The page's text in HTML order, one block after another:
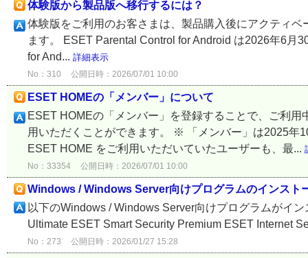
体験版から製品版へ移行するには？
体験版をご利用のお客さまは、製品購入後にアクティ
ます。 ESET Parental Control for Android は2026年6
for And... 詳細表示
No：310 公開日時：2026/07/01 10:00
ESET HOMEの「メンバー」について
ESET HOMEの「メンバー」を登録することで、ご利
用いただくことができます。 ※ 「メンバー」は2025年
ESET HOME をご利用いただいていたユーザーも、最...
No：33354 公開日時：2026/07/01 10:00
Windows / Windows Server向けプログラムのインスト
以下のWindows / Windows Server向けプログラムがイ
Ultimate ESET Smart Security Premium ESET Internet
No：273 公開日時：2026/01/27 15:28